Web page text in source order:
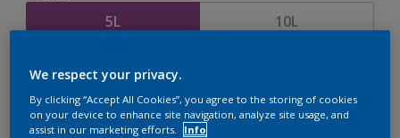
5L 10L
Quantité Calculateur de peinture
Calculer
We respect your privacy.
By clicking “Accept All Cookies”, you agree to the storing of cookies
on your device to enhance site navigation, analyze site usage, and
assist in our marketing efforts.
Info